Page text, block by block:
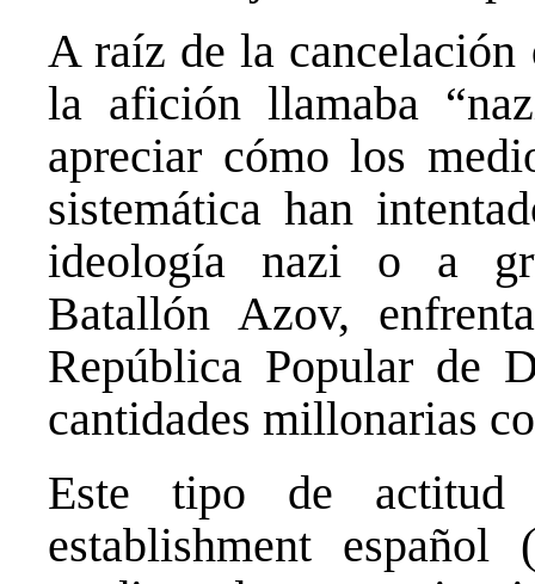
A raíz de la
la afición llamaba
apreciar cómo los
sistemática han
ideología nazi o a
Batallón Azov,
República Popular de
cantidades millonarias
Este tipo de actitud
establishment